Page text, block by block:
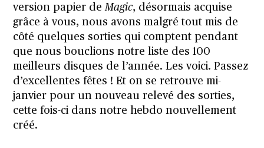
version papier deMagic, désormais acquise
grâce à vous, nous avons malgré tout mis de
côté quelques sorties qui comptent pendant
que nous bouclions notre liste des100
meilleurs disques de l’année. Les voici. Passez
d’excellentes fêtes ! Et on se retrouve mi-
janvier pour un nouveau relevé des sorties,
cette fois-ci dansnotre hebdo nouvellement
créé.